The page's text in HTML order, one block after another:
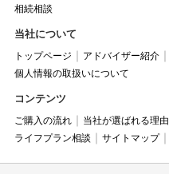
相続相談
当社について
トップページ アドバイザー紹介
個人情報の取扱いについて
コンテンツ
ご購入の流れ 当社が選ばれる理由
ライフプラン相談
サイトマップ